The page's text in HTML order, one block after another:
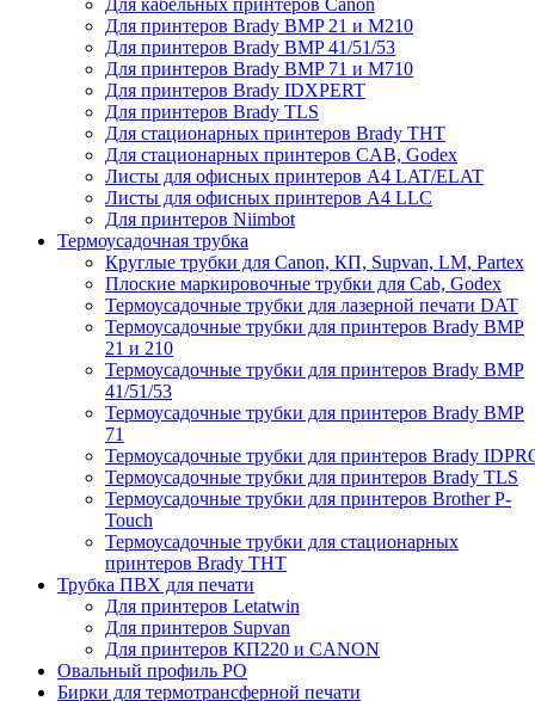
Для кабельных принтеров Canon
Для принтеров Brady BMP 21 и M210
Для принтеров Brady BMP 41/51/53
Для принтеров Brady BMP 71 и M710
Для принтеров Brady IDXPERT
Для принтеров Brady TLS
Для стационарных принтеров Brady THT
Для стационарных принтеров CAB, Godex
Листы для офисных принтеров А4 LAT/ELAT
Листы для офисных принтеров А4 LLC
Для принтеров Niimbot
Термоусадочная трубка
Круглые трубки для Canon, КП, Supvan, LM, Partex
Плоские маркировочные трубки для Cab, Godex
Термоусадочные трубки для лазерной печати DAT
Термоусадочные трубки для принтеров Brady BMP
21 и 210
Термоусадочные трубки для принтеров Brady BMP
41/51/53
Термоусадочные трубки для принтеров Brady BMP
71
Термоусадочные трубки для принтеров Brady
Термоусадочные трубки для принтеров Brady TLS
Термоусадочные трубки для принтеров Brother P-
Touch
Термоусадочные трубки для стационарных
принтеров Brady THT
Трубка ПВХ для печати
Для принтеров Letatwin
Для принтеров Supvan
Для принтеров КП220 и CANON
Овальный профиль PO
Бирки для термотрансферной печати